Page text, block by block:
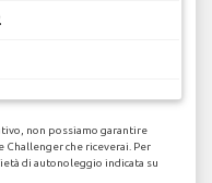
non possiamo garantire
che riceverai. Per
di autonoleggio indicata su